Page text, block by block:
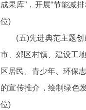
成果库”，开展“节能减
位)
(五)先进典范主题创建
市、郊区村镇、建设工
区居民、青少年、环保
的宣传推介，绘制绿色
位)